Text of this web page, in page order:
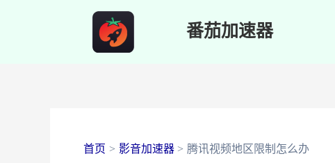
番茄加速器
首页 影音加速器 腾讯视频地区限制怎么办